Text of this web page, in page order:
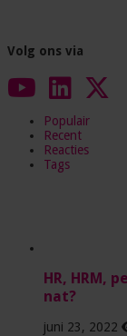
Volg ons via
Populair
Recent
Reacties
Tags
HR, HRM,
nat?
juni 23, 2022